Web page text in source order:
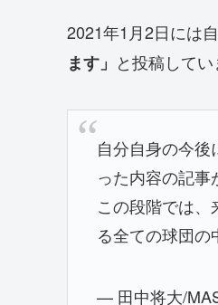
2021年1月2日には
ます」 と投稿してい
自分自身の今
った内容の記事
この段階では
る全ての球団の
— 田中将大/